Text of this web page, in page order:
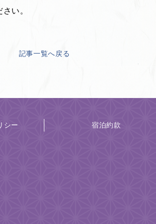
い。
記事一覧へ戻る
シー 宿泊約款